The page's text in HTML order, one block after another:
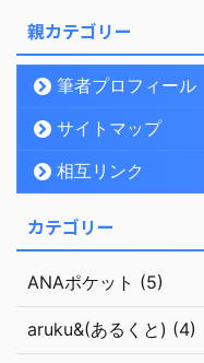
親カテゴリー
筆者プロフィール
サイトマップ
相互リンク
カテゴリー
ANAポケット (5)
aruku&(あるくと) (4)